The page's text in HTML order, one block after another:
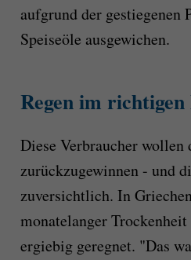
aufgrund der gestiegenen
Speiseöle ausgewichen.
Regen im
Diese Verbraucher wollen
zurückzugewinnen - und
zuversichtlich. In
monatelanger
ergiebig geregnet. "Das